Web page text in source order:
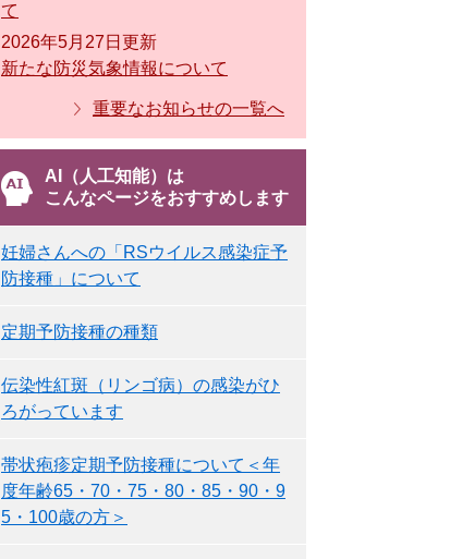
て
2026年5月27日更新
新たな防災気象情報について
重要なお知らせの一覧へ
AI（人工知能）は
こんなページをおすすめします
妊婦さんへの「RSウイルス感染症予
防接種」について
定期予防接種の種類
伝染性紅斑（リンゴ病）の感染がひ
ろがっています
帯状疱疹定期予防接種について＜年
度年齢65・70・75・80・85・90・9
5・100歳の方＞